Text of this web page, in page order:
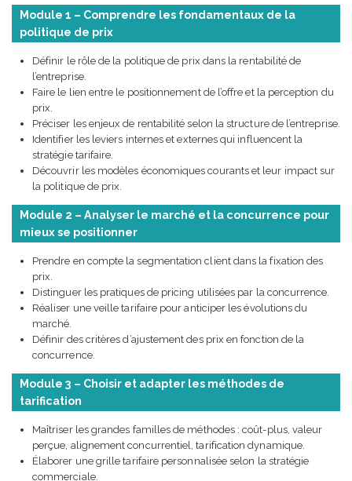
Module 1 – Comprendre les fondamentaux de la
politique de prix
Définir le rôle de la politique de prix dans la rentabilité de
l’entreprise.
Faire le lien entre le positionnement de l’offre et la perception du
prix.
Préciser les enjeux de rentabilité selon la structure de l’entreprise.
Identifier les leviers internes et externes qui influencent la
stratégie tarifaire.
Découvrir les modèles économiques courants et leur impact sur
la politique de prix.
Module 2 – Analyser le marché et la concurrence pour
mieux se positionner
Prendre en compte la segmentation client dans la fixation des
prix.
Distinguer les pratiques de pricing utilisées par la concurrence.
Réaliser une veille tarifaire pour anticiper les évolutions du
marché.
Définir des critères d’ajustement des prix en fonction de la
concurrence.
Module 3 – Choisir et adapter les méthodes de
tarification
Maîtriser les grandes familles de méthodes : coût-plus, valeur
perçue, alignement concurrentiel, tarification dynamique.
Élaborer une grille tarifaire personnalisée selon la stratégie
commerciale.